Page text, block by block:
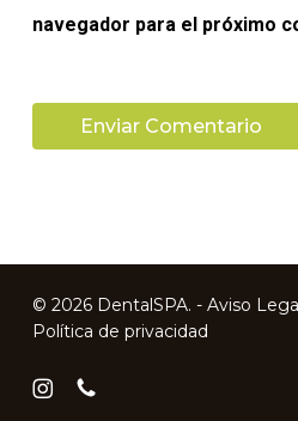
navegador para el próximo
© 2026 DentalSPA. - Aviso
Política de privacidad
instagram
phone